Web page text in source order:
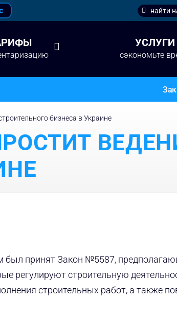
Search
УСЛУГИ
сэкономьте
бизнеса в Украине
был принят Закон №5587,
регулируют строительную
строительных работ, а также